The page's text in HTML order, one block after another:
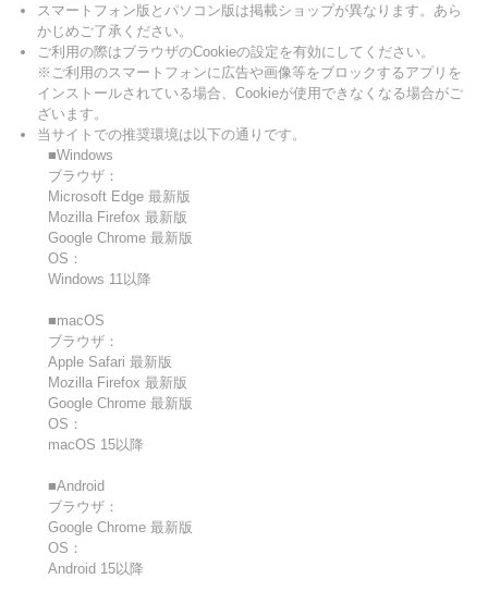
スマートフォン版とパソコン版は掲載ショップが異なります。あら
かじめご了承ください。
ご利用の際はブラウザのCookieの設定を有効にしてください。
※ご利用のスマートフォンに広告や画像等をブロックするアプリを
インストールされている場合、Cookieが使用できなくなる場合がご
ざいます。
当サイトでの推奨環境は以下の通りです。
■Windows
ブラウザ：
Microsoft Edge 最新版
Mozilla Firefox 最新版
Google Chrome 最新版
OS：
Windows 11以降
■macOS
ブラウザ：
Apple Safari 最新版
Mozilla Firefox 最新版
Google Chrome 最新版
OS：
macOS 15以降
■Android
ブラウザ：
Google Chrome 最新版
OS：
Android 15以降